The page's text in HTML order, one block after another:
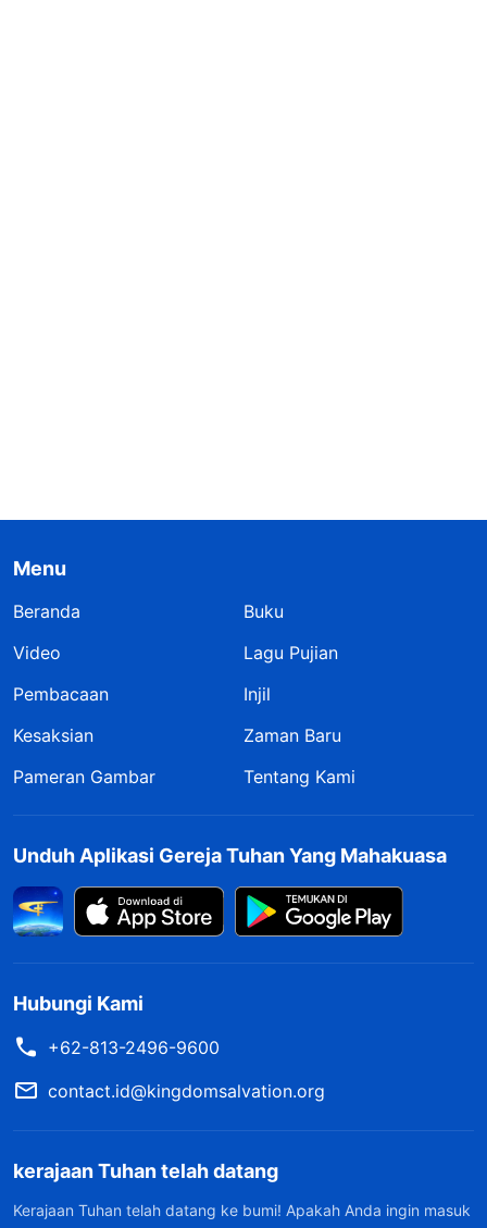
Menu
Beranda
Buku
Video
Lagu Pujian
Pembacaan
Injil
Kesaksian
Zaman Baru
Pameran Gambar
Tentang Kami
Unduh Aplikasi Gereja Tuhan Yang Mahakuasa
Hubungi Kami
+62-813-2496-9600
contact.id@kingdomsalvation.org
kerajaan Tuhan telah datang
Kerajaan Tuhan telah datang ke bumi! Apakah Anda ingin masuk